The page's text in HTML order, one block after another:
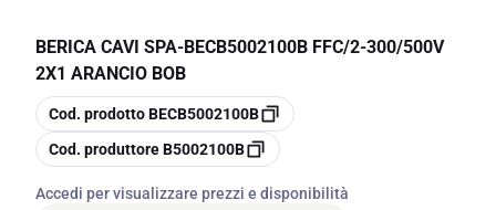
BERICA CAVI SPA-BECB5002100B FFC/2-300/500V
2X1 ARANCIO BOB
copia
Cod. prodottoBECB5002100B
copia
Cod. produttoreB5002100B
Accedi per visualizzare prezzi e disponibilità